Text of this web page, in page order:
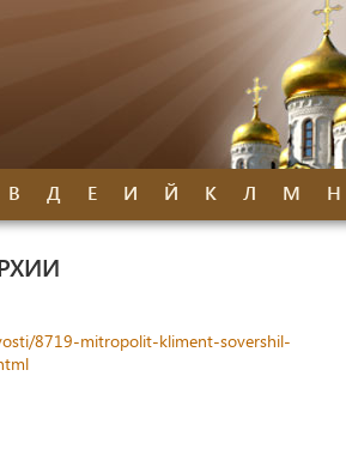
В Д Е И Й К Л М Н
8719-mitropolit-kliment-sovershil-